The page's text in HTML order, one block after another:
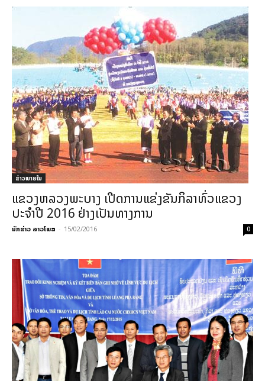
ຂ່າວພາຍ​ໃນ
ແຂວງຫລວງພະບາງ ເປີດການແຂ່ງຂັນກິລາທົ່ວແຂວງ
ປະຈຳປີ 2016 ຢ່າງເປັນທາງການ
ນັກຂ່າວ ລາວໂພສ - 15/02/2016 0